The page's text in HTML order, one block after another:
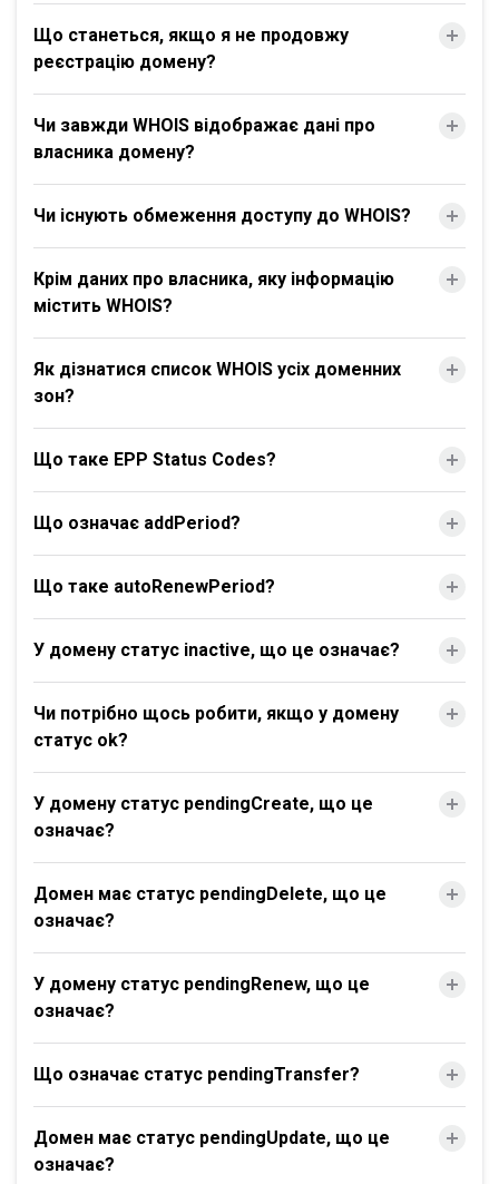
Що станеться, якщо я не продовжу
реєстрацію домену?
Чи завжди WHOIS відображає дані про
власника домену?
Чи існують обмеження доступу до WHOIS?
Крім даних про власника, яку інформацію
містить WHOIS?
Як дізнатися список WHOIS усіх доменних
зон?
Що таке EPP Status Codes?
Що означає addPeriod?
Що таке autoRenewPeriod?
У домену статус inactive, що це означає?
Чи потрібно щось робити, якщо у домену
статус ok?
У домену статус pendingCreate, що це
означає?
Домен має статус pendingDelete, що це
означає?
У домену статус pendingRenew, що це
означає?
Що означає статус pendingTransfer?
Домен має статус pendingUpdate, що це
означає?